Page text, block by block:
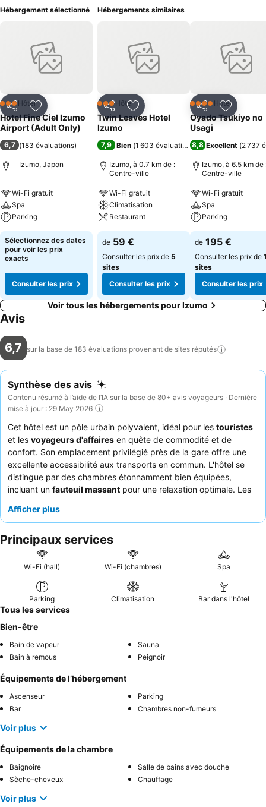
Hébergement sélectionné
PartagerAjouter à mes favoris
3 ÉtoilesHôtel
Hotel Fine Ciel Izumo
Airport (Adult Only)
6,7 (183 évaluations)
Izumo, Japon
Wi-Fi gratuit
Spa
Parking
Sélectionnez des dates
pour voir les prix
exacts
Consulter les prix
Hébergements similaires
PartagerAjouter à mes favoris
3 ÉtoilesHôtel
Twin Leaves Hotel
Izumo
7,9 Bien (1 603 évaluations)
Izumo, à 0.7 km de :
Centre-ville
Wi-Fi gratuit
Climatisation
Restaurant
de 59 €
Consulter les prix de 5
sites
Consulter les prix
PartagerAjouter
4 ÉtoilesHôtel
Oyado Tsukiyo no
Usagi
8,8 Excellent (2 737
Izumo, à 6.5 km de
Centre-ville
Wi-Fi gratuit
Spa
Parking
de 195 €
Consulter les prix de
sites
Consulter les prix
Voir tous les hébergements pour Izumo
Avis
6,7 sur la base de 183 évaluations provenant de sites réputés
Synthèse des avis
Contenu résumé à l’aide de l’IA sur la base de 80+ avis voyageurs · Dernière
mise à jour : 29 May 2026
Cet hôtel est un pôle urbain polyvalent, idéal pour les touristes
et les voyageurs d'affaires en quête de commodité et de
confort. Son emplacement privilégié près de la gare offre une
excellente accessibilité aux transports en commun. L'hôtel se
distingue par des chambres étonnamment bien équipées,
incluant un fauteuil massant pour une relaxation optimale. Les
que la qualité exceptionnelle de la cuisine, souvent décrite
occasionnels concernant la capacité du petit-déjeuner. Pour une
expérience plus calme, les clients pourraient envisager de
demander une chambre ne donnant pas sur la voie ferrée.
Afficher plus
Principaux services
Wi-Fi (hall) Wi-Fi (chambres) Spa
Parking Climatisation Bar dans l'hôtel
Tous les services
Bien-être
Bain de vapeur
Sauna
Bain à remous
Peignoir
Équipements de l’hébergement
Ascenseur
Parking
Bar
Chambres non-fumeurs
Voir plus
Équipements de la chambre
Baignoire
Salle de bains avec douche
Sèche-cheveux
Chauffage
Voir plus